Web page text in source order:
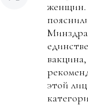
женщин.
этой